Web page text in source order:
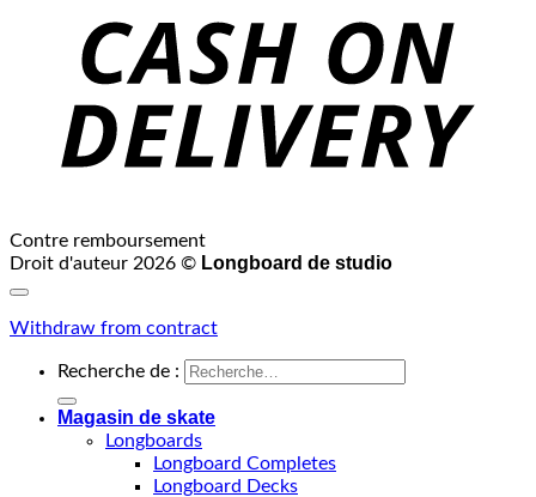
Contre remboursement
Droit d'auteur 2026 © Longboard de studio
Withdraw from contract
Recherche de :
Magasin de skate
Longboards
Longboard Completes
Longboard Decks